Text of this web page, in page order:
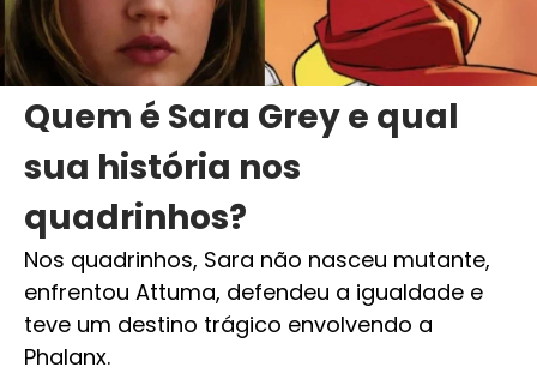
Quem é Sara Grey e qual
sua história nos
quadrinhos?
Nos quadrinhos, Sara não nasceu mutante,
enfrentou Attuma, defendeu a igualdade e
teve um destino trágico envolvendo a
Phalanx.